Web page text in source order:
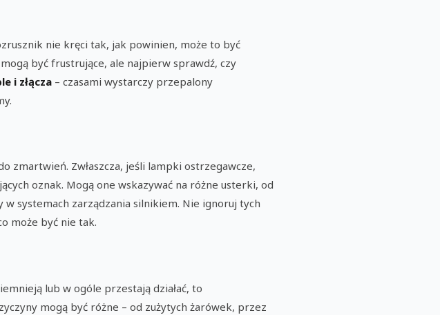
nie kręci tak, jak powinien, może to być
być frustrujące, ale najpierw sprawdź, czy
i złącza – czasami wystarczy przepalony
zmartwień. Zwłaszcza, jeśli lampki ostrzegawcze,
oznak. Mogą one wskazywać na różne usterki, od
systemach zarządzania silnikiem. Nie ignoruj tych
może być nie tak.
lub w ogóle przestają działać, to
mogą być różne – od zużytych żarówek, przez